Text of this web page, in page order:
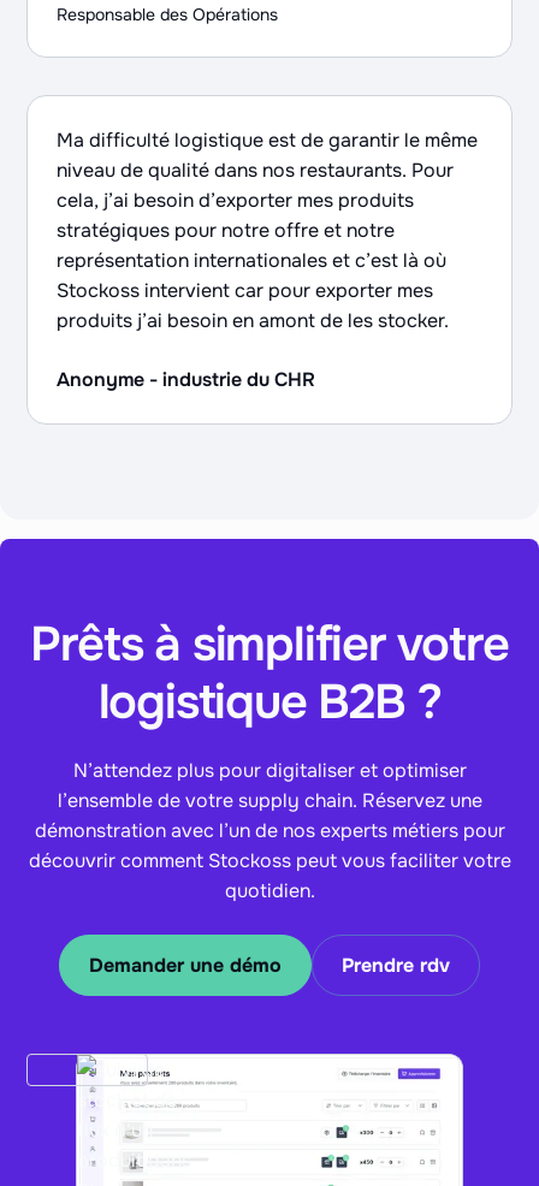
Responsable des Opérations
Ma difficulté logistique est de garantir le même
niveau de qualité dans nos restaurants. Pour
cela, j’ai besoin d’exporter mes produits
stratégiques pour notre offre et notre
représentation internationales et c’est là où
Stockoss intervient car pour exporter mes
produits j’ai besoin en amont de les stocker.
Anonyme - industrie du CHR
Prêts à simplifier votre
logistique B2B ?
N’attendez plus pour digitaliser et optimiser
l’ensemble de votre supply chain. Réservez une
démonstration avec l’un de nos experts métiers pour
découvrir comment Stockoss peut vous faciliter votre
quotidien.
Demander une démo Prendre rdv